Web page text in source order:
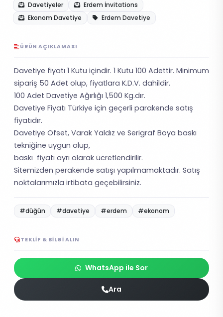
Davetiyeler
Erdem İnvitations
Ekonom Davetiye
Erdem Davetiye
ÜRÜN AÇIKLAMASI
Davetiye fiyatı 1 Kutu içindir. 1 Kutu 100 Adettir. Minimum
sipariş 50 Adet olup, fiyatlara K.D.V. dahildir.
100 Adet Davetiye Ağırlığı 1,500 Kg.dır.
Davetiye Fiyatı Türkiye için geçerli parakende satış
fiyatıdır.
Davetiye Ofset, Varak Yaldız ve Serigraf Boya baskı
tekniğine uygun olup,
baskı fiyatı ayrı olarak ücretlendirilir.
Sitemizden perakende satışı yapılmamaktadır. Satış
noktalarımızla irtibata geçebilirsiniz.
#düğün #davetiye #erdem #ekonom
TEKLIF & BILGI ALIN
WhatsApp ile Sor
Ara